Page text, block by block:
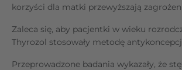
korzyści dla matki przewyższają
Zaleca się, aby pacjentki w wieku
Thyrozol stosowały metodę
Przeprowadzone badania wykazały, że